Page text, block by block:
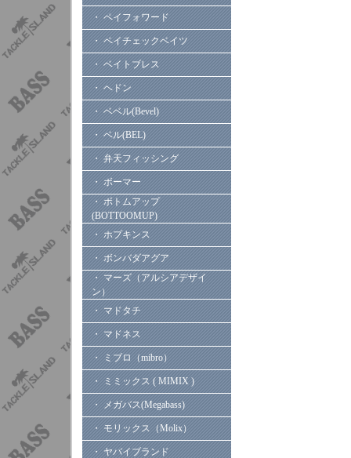
・ ペイフォワード
・ ペイチェックベイツ
・ ベイトブレス
・ ヘドン
・ ベベル(Bevel)
・ ベル(BEL)
・ 弁天フィッシング
・ ボーマー
・ ボトムアップ
(BOTTOOMUP)
・ ホプキンス
・ ボンバダアグア
・ マーズ（アルシアデザイ
ン）
・ マドタチ
・ マドネス
・ ミブロ（mibro）
・ ミミックス ( MIMIX )
・ メガバス(Megabass)
・ モリックス（Molix）
・ ヤバイブランド